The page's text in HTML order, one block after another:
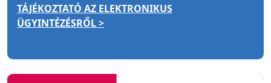
TÁJÉKOZTATÓ AZ ELEKTRONIKUS
ÜGYINTÉZÉSRŐL >